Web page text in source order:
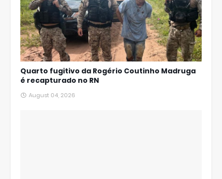
Quarto fugitivo da Rogério Coutinho Madruga
é recapturado no RN
August 04, 2026